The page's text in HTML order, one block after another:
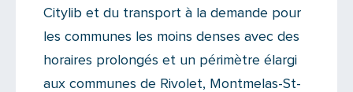
Citylib et du transport à la demande pour
les communes les moins denses avec des
horaires prolongés et un périmètre élargi
aux communes de Rivolet, Montmelas-St-